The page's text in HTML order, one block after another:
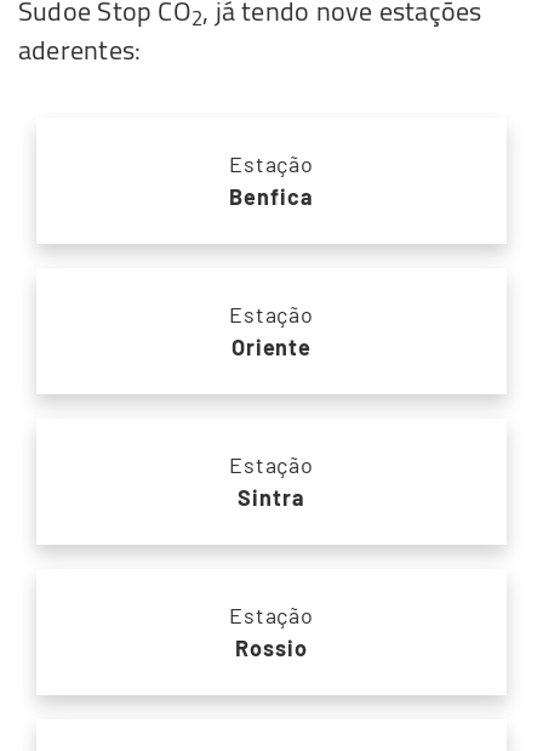
Sudoe Stop CO2, já tendo nove estações
aderentes:
Estação
Benfica
Estação
Oriente
Estação
Sintra
Estação
Rossio